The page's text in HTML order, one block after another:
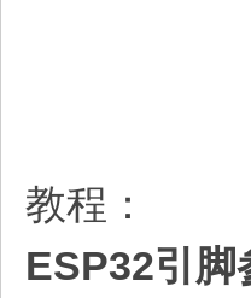
教程：
ESP32引脚